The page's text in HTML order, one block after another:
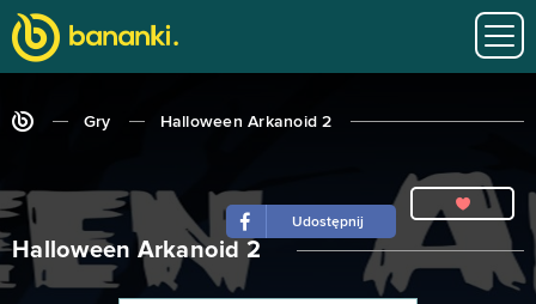
Gry Halloween Arkanoid 2
Udostępnij
Halloween Arkanoid 2